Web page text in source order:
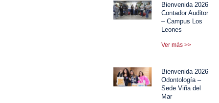
Bienvenida 2026
Contador Auditor
– Campus Los
Leones
Ver más >>
Bienvenida 2026
Odontología –
Sede Viña del
Mar